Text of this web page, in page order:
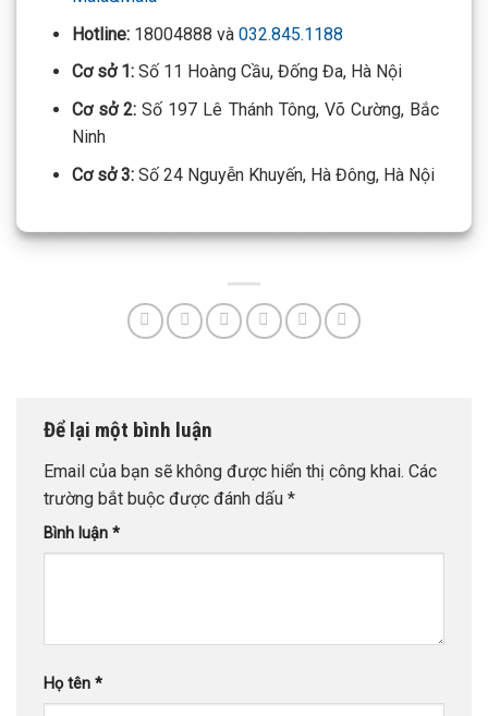
Hotline:18004888 và 032.845.1188
Cơ sở 1: Số 11 Hoàng Cầu, Đống Đa, Hà Nội
Cơ sở 2: Số 197 Lê Thánh Tông, Võ Cường, Bắc
Ninh
Cơ sở 3:Số 24 Nguyễn Khuyến, Hà Đông, Hà Nội
Để lại một bình luận
Email của bạn sẽ không được hiển thị công khai. Các
trường bắt buộc được đánh dấu *
Bình luận *
Họ tên *